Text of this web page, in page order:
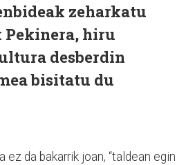
zeharkatu
hiru
desberdin
bisitatu du
ez da bakarrik joan, “taldean egin